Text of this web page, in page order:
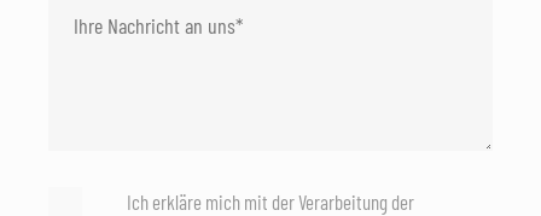
Ich erkläre mich mit der Verarbeitung der